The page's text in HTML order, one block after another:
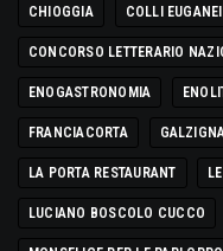
CHIOGGIA COLLI EUGANEI
CONCORSO LETTERARIO
ENOGASTRONOMIA
FRANCIACORTA
LA PORTA RESTAURANT
LUCIANO BOSCOLO CUCCO